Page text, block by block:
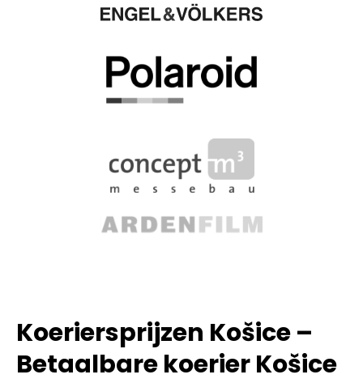
Koeriersprijzen Košice –
Betaalbare koerier Košice